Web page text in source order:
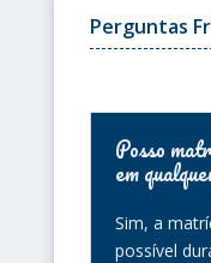
Perguntas
Posso
em
Sim, a
possível